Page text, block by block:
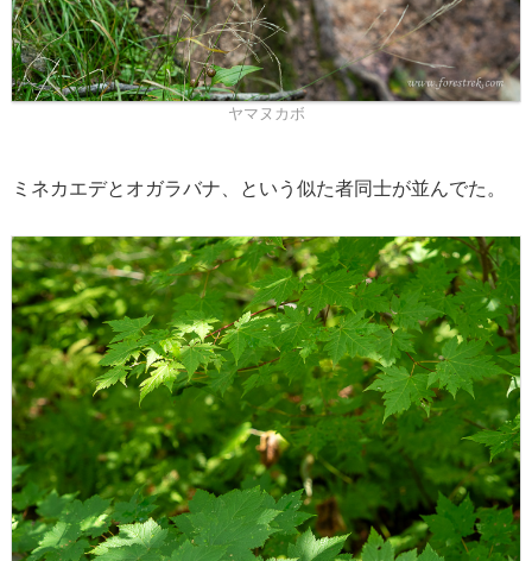
ヤマヌカボ
ミネカエデとオガラバナ、という似た者同士が並んでた。